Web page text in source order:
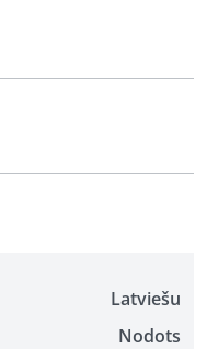
Latviešu
Nodots